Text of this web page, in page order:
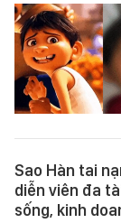
Sao Hàn tai
diễn viên đa
sống, kinh